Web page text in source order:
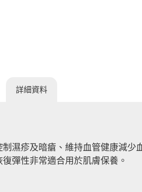
詳細資料
濕疹及暗瘡、維持血管健康減
彈性非常適合用於肌膚保養。